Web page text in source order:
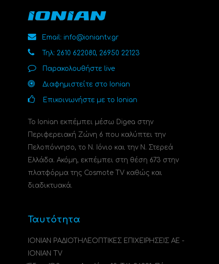
Email: info@ioniantv.gr
Τηλ: 2610 622080, 26950 22123
Παρακολουθήστε live
Διαφημιστείτε στο Ionian
Επικοινωνήστε με το Ionian
Το Ionian εκπέμπει μέσω Digea στην
Περιφερειακή Ζώνη 6 που καλύπτει την
Πελοπόννησο, το N. Ιόνιο και την Ν. Στερεά
Ελλάδα. Ακόμη, εκπέμπει στη θέση 673 στην
πλατφόρμα της Cosmote TV καθώς και
διαδικτυακά.
Ταυτότητα
ΙΟΝΙΑΝ ΡΑΔΙΟΤΗΛΕΟΠΤΙΚΕΣ ΕΠΙΧΕΙΡΗΣΕΙΣ ΑΕ -
IONIAN TV